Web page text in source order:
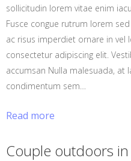
sollicitudin lorem vitae enim
Fusce congue rutrum lorem
ac risus imperdiet ornare in vel
consectetur adipiscing elit.
accumsan Nulla malesuada, at
condimentum sem…
Read more
Couple outdoors